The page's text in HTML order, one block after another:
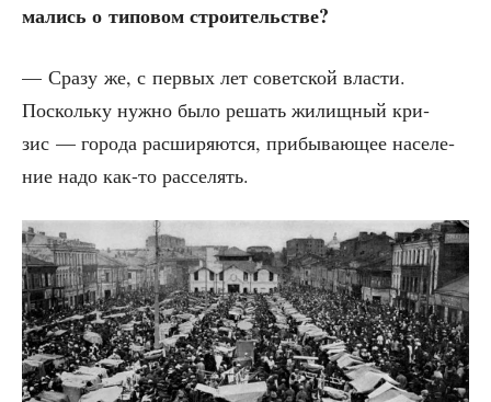
ма­лись о типо­вом строительстве?
— Сра­зу же, с пер­вых лет совет­ской вла­сти.
Посколь­ку нуж­но было решать жилищ­ный кри­
зис — горо­да рас­ши­ря­ют­ся, при­бы­ва­ю­щее насе­ле­
ние надо как-то расселять.